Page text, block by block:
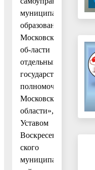
муниципальных
образований
Московской
об-ласти
отдельными
государственными
полномочиями
Московской
области»,
Уставом
Воскресен-
ского
муниципального